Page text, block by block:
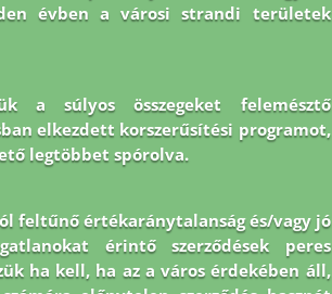
évben a városi strandi területek
a súlyos összegeket felemésztő
elkezdett korszerűsítési programot,
legtöbbet spórolva.
feltűnő értékaránytalanság és/vagy jó
érintő szerződések peres
ha kell, ha az a város érdekében áll,